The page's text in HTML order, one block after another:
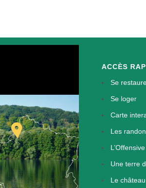
ACCÈS
Se
Se loger
Carte
Les
Une terre
Le